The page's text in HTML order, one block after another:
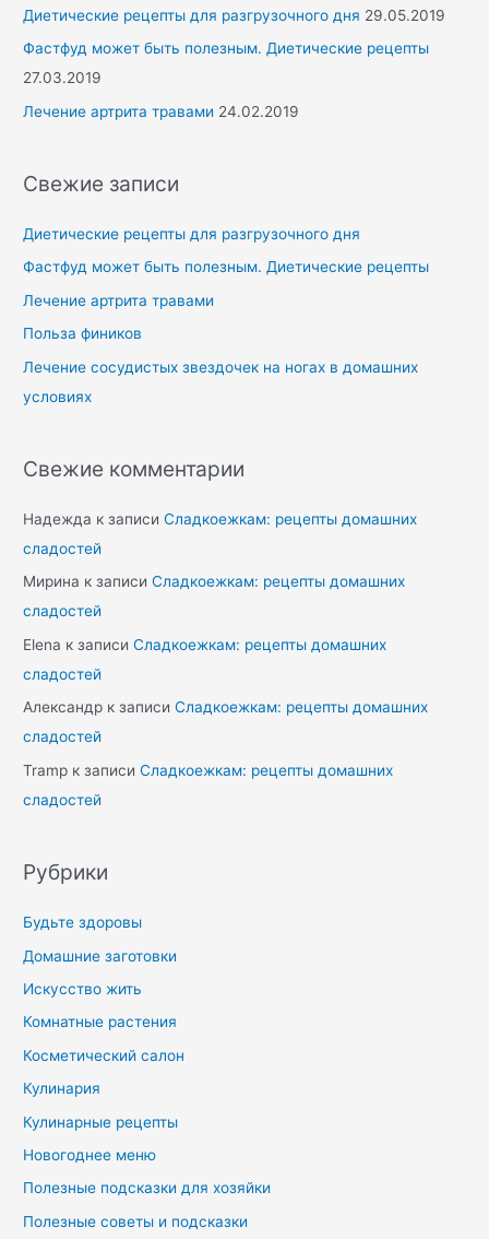
Диетические рецепты для разгрузочного дня 29.05.2019
Фастфуд может быть полезным. Диетические рецепты
27.03.2019
Лечение артрита травами 24.02.2019
Свежие записи
Диетические рецепты для разгрузочного дня
Фастфуд может быть полезным. Диетические рецепты
Лечение артрита травами
Польза фиников
Лечение сосудистых звездочек на ногах в домашних
условиях
Свежие комментарии
Надежда к записиСладкоежкам: рецепты домашних
сладостей
Мирина к записиСладкоежкам: рецепты домашних
сладостей
Elena к записиСладкоежкам: рецепты домашних
сладостей
Александр к записиСладкоежкам: рецепты домашних
сладостей
Tramp к записиСладкоежкам: рецепты домашних
сладостей
Рубрики
Будьте здоровы
Домашние заготовки
Искусство жить
Комнатные растения
Косметический салон
Кулинария
Кулинарные рецепты
Новогоднее меню
Полезные подсказки для хозяйки
Полезные советы и подсказки